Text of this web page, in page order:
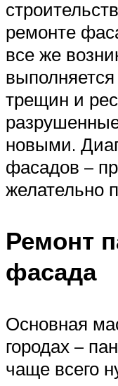
ремонте
все же
трещин и
новыми.
фасадов –
желательно
Ремонт
фасада
Основная
городах –
чаще всего